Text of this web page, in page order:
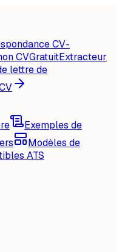
CV-
CVGratuitExtracteur
lettre de
Exemples de
Modèles de
ATS